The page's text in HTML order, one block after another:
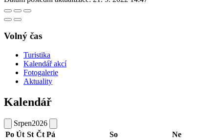
Volný čas
Turistika
Kalendář akcí
Fotogalerie
Aktuality
Kalendář
Srpen2026
Po Út St Čt Pá So Ne